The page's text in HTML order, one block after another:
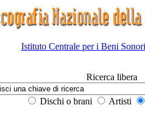
Istituto Centrale per i Beni
Ricerca libera
Dischi o brani Artisti